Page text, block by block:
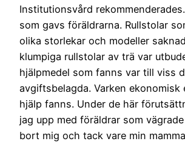
Institutionsvård
som gavs föräldrarna. Rullstolar
olika storlekar och modeller
klumpiga rullstolar av trä var
hjälpmedel som fanns var till viss
avgiftsbelagda. Varken ekonomisk
hjälp fanns. Under de här
jag upp med föräldrar som
bort mig och tack vare min